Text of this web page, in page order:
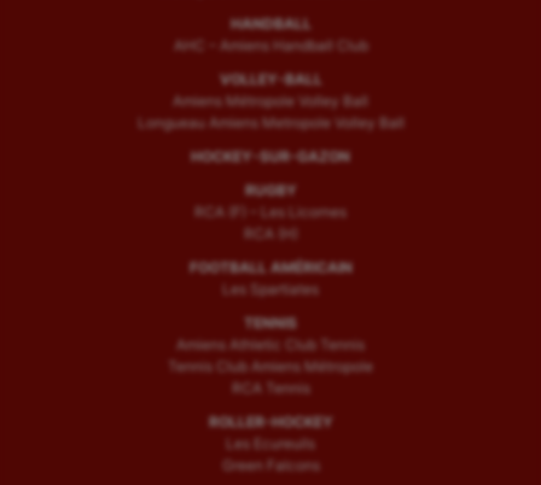
HANDBALL
AHC – Amiens Handball Club
VOLLEY-BALL
Amiens Métropole Volley Ball
Longueau Amiens Metropole Volley Ball
HOCKEY-SUR-GAZON
RUGBY
RCA (F) – Les Licornes
RCA (H)
FOOTBALL AMÉRICAIN
Les Spartiates
TENNIS
Amiens Athletic Club Tennis
Tennis Club Amiens Métropole
RCA Tennis
ROLLER-HOCKEY
Les Ecureuils
Green Falcons